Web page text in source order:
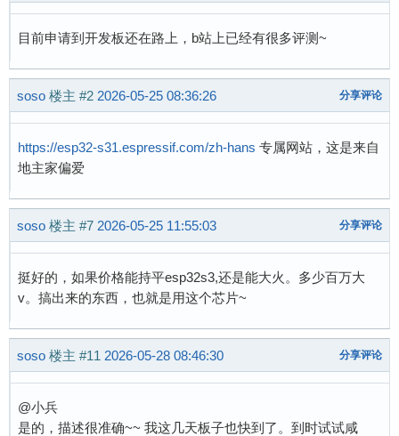
目前申请到开发板还在路上，b站上已经有很多评测~
soso 楼主 #2 2026-05-25 08:36:26 分享评论
https://esp32-s31.espressif.com/zh-hans 专属网站，这是来自
地主家偏爱
soso 楼主 #7 2026-05-25 11:55:03 分享评论
挺好的，如果价格能持平esp32s3,还是能大火。多少百万大
v。搞出来的东西，也就是用这个芯片~
soso 楼主 #11 2026-05-28 08:46:30 分享评论
@小兵
是的，描述很准确~~ 我这几天板子也快到了。到时试试咸